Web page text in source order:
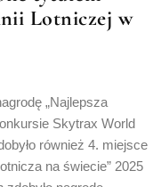
Lotniczej w
„Najlepsza
Skytrax World
również 4. miejsce
na świecie” 2025